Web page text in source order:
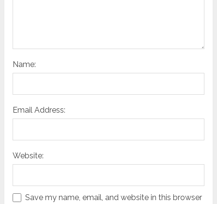
Name:
Email Address:
Website:
Save my name, email, and website in this browser